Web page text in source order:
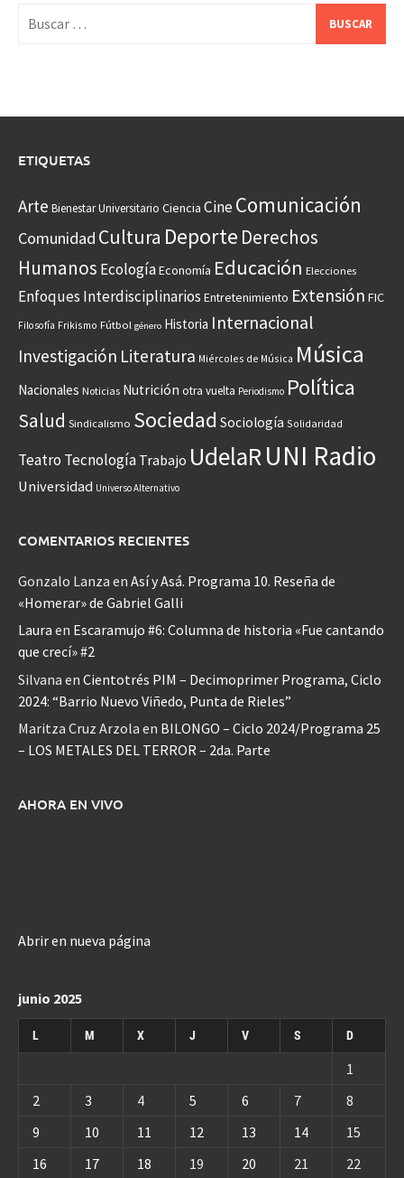
ETIQUETAS
Arte Bienestar Universitario Ciencia CineComunicación
Comunidad Cultura Deporte Derechos
Humanos EcologíaEconomía Educación Elecciones
Enfoques Interdisciplinarios Entretenimiento Extensión FIC
Filosofía Frikismo Fútbol género Historia Internacional
Investigación Literatura Miércoles de Música Música
Nacionales Noticias Nutrición otra vuelta Periodismo Política
Salud Sindicalismo Sociedad Sociología Solidaridad
Teatro Tecnología Trabajo UdelaRUNI Radio
Universidad Universo Alternativo
COMENTARIOS RECIENTES
Gonzalo Lanza en Así y Asá. Programa 10. Reseña de
«Homerar» de Gabriel Galli
Laura en Escaramujo #6: Columna de historia «Fue cantando
que crecí» #2
Silvana en Cientotrés PIM – Decimoprimer Programa, Ciclo
2024: “Barrio Nuevo Viñedo, Punta de Rieles”
Maritza Cruz Arzola en BILONGO – Ciclo 2024/Programa 25
– LOS METALES DEL TERROR – 2da. Parte
AHORA EN VIVO
Abrir en nueva página
junio 2025
L M X J V S D
1
2
3 4 5 6 7
8
9
10 11 12 13 14
15
16
17 18 19 20 21 22